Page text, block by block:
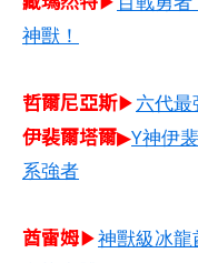
神獸！
哲爾尼亞斯​▶六代最
伊裴爾塔爾▶Y神伊
系強者
酋雷姆​▶神獸級冰龍